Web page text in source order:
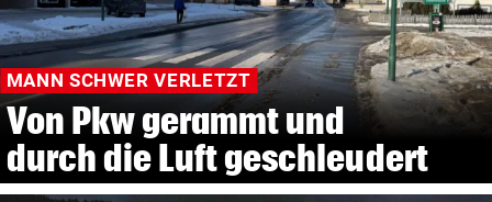
MANN SCHWER VERLETZT
Von Pkw gerammt und
durch die Luft geschleudert